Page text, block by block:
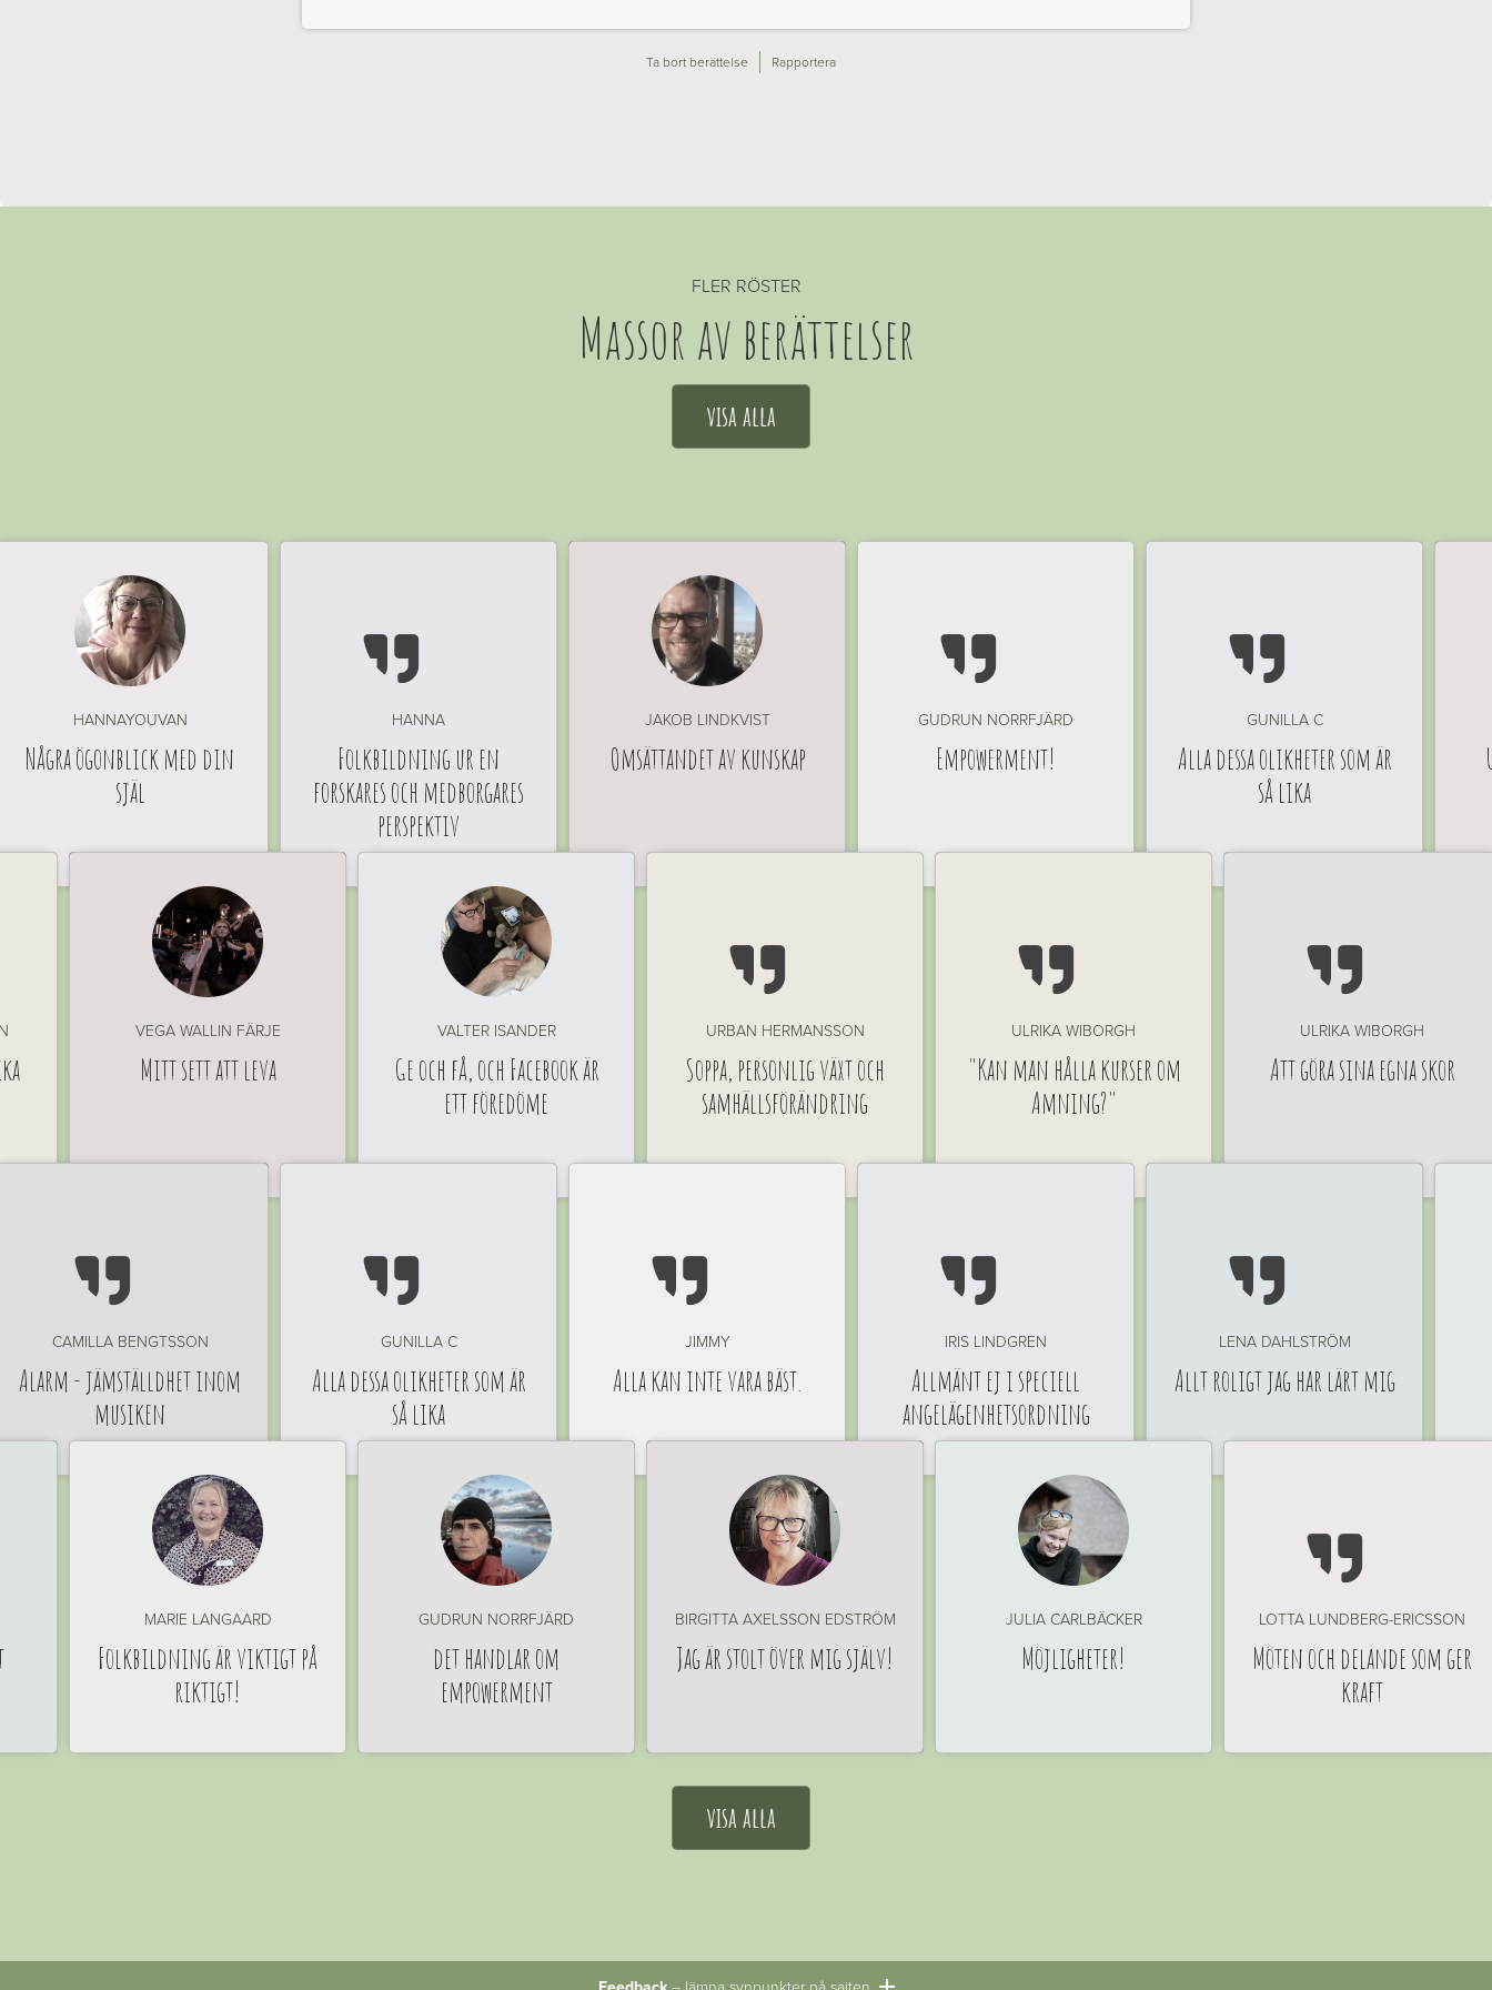
Ta bort berättelse Rapportera
FLER RÖSTER
Massor av berättelser
visa alla
HANNAYOUVAN
Några ögonblick med din
själ

HANNA
Folkbildning ur en
forskares och medborgares
perspektiv
JAKOB LINDKVIST
Omsättandet av kunskap

GUDRUN NORRFJÄRD
Empowerment!

GUNILLA C
Alla dessa olikheter som är
så lika
VEGA WALLIN FÄRJE
Mitt sett att leva
VALTER ISANDER
Ge och få, och Facebook är
ett föredöme

URBAN HERMANSSON
Soppa, personlig växt och
samhällsförändring

ULRIKA WIBORGH
"Kan man hålla kurser om
Amning?"

ULRIKA WIBORGH
Att göra sina egna skor

CAMILLA BENGTSSON
Alarm - jämställdhet inom
musiken

GUNILLA C
Alla dessa olikheter som är
så lika

JIMMY
Alla kan inte vara bäst.

IRIS LINDGREN
Allmänt ej i speciell
angelägenhetsordning

LENA DAHLSTRÖM
Allt roligt jag har lärt mig
MARIE LANGAARD
Folkbildning är viktigt på
riktigt!
GUDRUN NORRFJÄRD
det handlar om
empowerment
BIRGITTA AXELSSON EDSTRÖM
Jag är stolt över mig själv!
JULIA CARLBÄCKER
Möjligheter!

LOTTA LUNDBERG-ERICSSON
Möten och delande som ger
kraft
visa alla